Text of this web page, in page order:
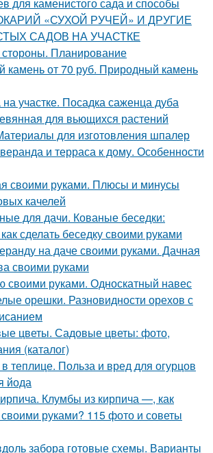
«СУХОЙ РУЧЕЙ» И ДРУГИЕ
САДОВ НА УЧАСТКЕ
Планирование
камень от 70 руб. Природный камень
участке. Посадка саженца дуба
для вьющихся растений
для изготовления шпалер
и терраса к дому. Особенности
своими руками. Плюсы и минусы
качелей
для дачи. Кованые беседки:
сделать беседку своими руками
на даче своими руками. Дачная
своими руками
своими руками. Односкатный навес
орешки. Разновидности орехов с
цветы. Садовые цветы: фото,
(каталог)
теплице. Польза и вред для огурцов
йода
Клумбы из кирпича —, как
руками? 115 фото и советы
забора готовые схемы. Варианты